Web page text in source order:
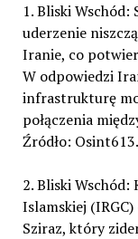
1. Bliski Wschód:
uderzenie
Iranie, co
W odpowiedzi
infrastrukturę
połączenia
Źródło: Osint613.
2. Bliski
Islamskiej
Sziraz, który